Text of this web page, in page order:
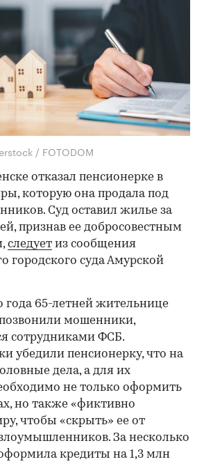
/ FOTODOM
отказал пенсионерке в
которую она продала под
Суд оставил жилье за
признав ее добросовестным
следует из сообщения
городского суда Амурской
года 65-летней жительнице
мошенники,
сотрудниками ФСБ.
убедили пенсионерку, что на
дела, а для их
не только оформить
но также «фиктивно
чтобы «скрыть» ее от
злоумышленников. За несколько
кредиты на 1,3 млн